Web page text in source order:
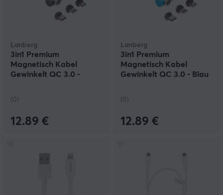
Lanberg
3in1 Premium
Magnetisch Kabel
Gewinkelt QC 3.0 -
(0)
12.89 €
Lanberg
3in1 Premium
Magnetisch Kabel
Gewinkelt QC 3.0 - Blau
(0)
12.89 €